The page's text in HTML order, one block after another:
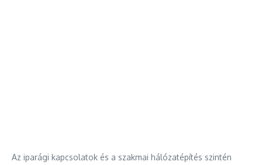
Az iparági kapcsolatok és a szakmai hálózatépítés szintén